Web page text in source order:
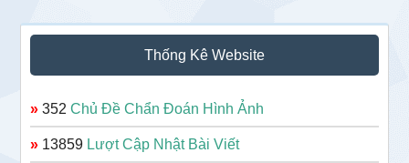
Thống Kê Website
» 352Chủ Đề Chẩn Đoán Hình Ảnh
» 13859 Lượt Cập Nhật Bài Viết